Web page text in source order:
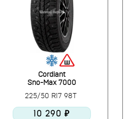
Cordiant
Sno-Max 7000
225/50 R17 98T
10 290 ₽